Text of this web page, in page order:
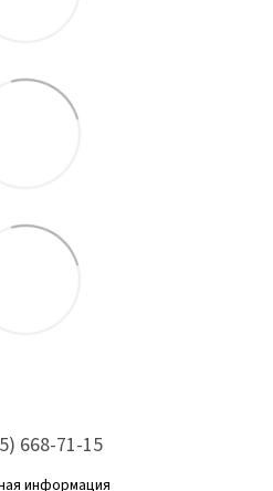
668-71-15
информация